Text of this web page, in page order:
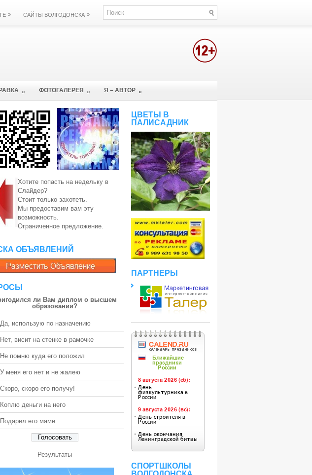
» САЙТЫ ВОЛГОДОНСКА »
» ФОТОГАЛЕРЕЯ » Я – АВТОР »
Хотите попасть на недельку в
Слайдер?
Стоит только захотеть.
Мы предоставим вам эту
возможность.
Ограниченное предложение.
ОБЪЯВЛЕНИЙ
ли Вам диплом о высшем
образовании?
Да, использую по назначению
Нет, висит на стенке в рамочке
Не помню куда его положил
У меня его нет и не жалею
Скоро, скоро его получу!
Коплю деньги на него
Подарил его маме
Результаты
ЦВЕТЫ В
ПАЛИСАДНИК
ПАРТНЕРЫ
СПОРТШКОЛЫ